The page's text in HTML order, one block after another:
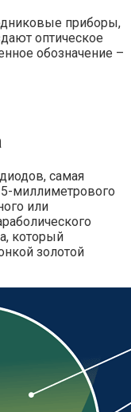
приборы,
оптическое
обозначение –
самая
5-миллиметрового
или
который
золотой